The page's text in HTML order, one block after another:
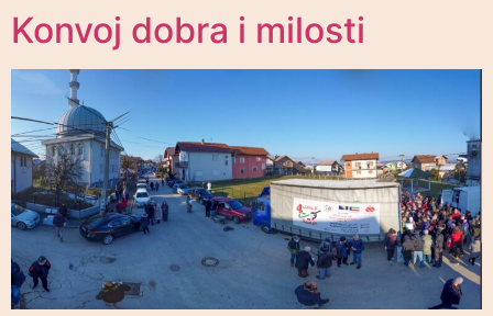
Konvoj dobra i milosti